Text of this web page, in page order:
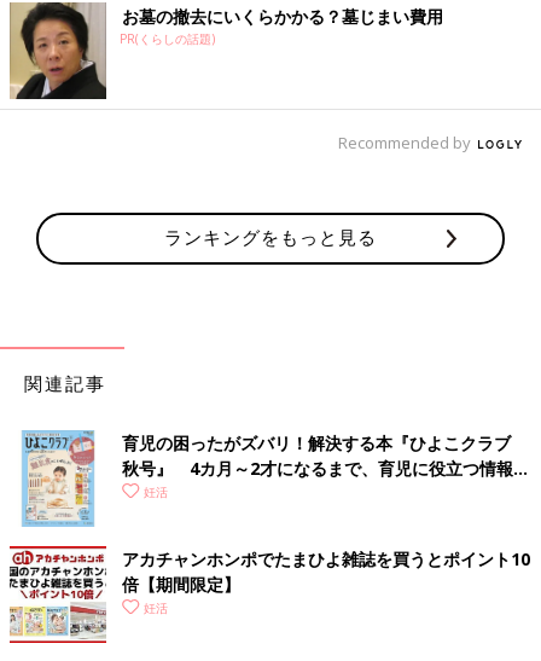
お墓の撤去にいくらかかる？墓じまい費用
PR(くらしの話題)
Recommended by
ランキングをもっと見る
関連記事
育児の困ったがズバリ！解決する本『ひよこクラブ
秋号』 4カ月～2才になるまで、育児に役立つ情報が
いっぱい！
妊活
アカチャンホンポでたまひよ雑誌を買うとポイント10
倍【期間限定】
妊活